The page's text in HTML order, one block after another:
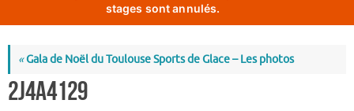
stages sont annulés.
«Gala de Noël du Toulouse Sports de Glace – Les photos
2J4A4129